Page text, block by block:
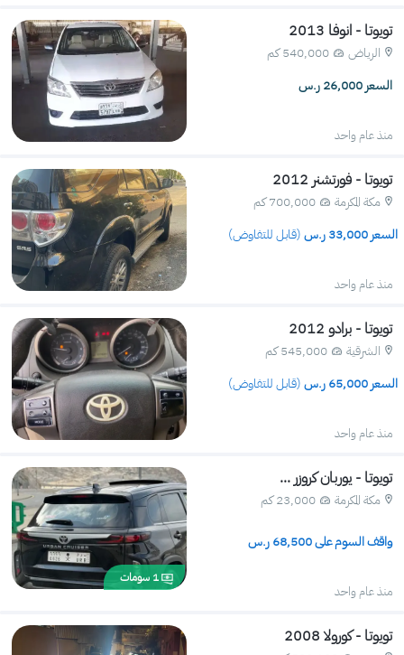
تويوتا - انوفا 2013
الرياض
540,000 كم
السعر 26,000 ر.س
منذ عام واحد
تويوتا - فورتشنر 2012
مكة المكرمة
700,000 كم
33,000 ر.س (قابل للتفاوض)
منذ عام واحد
تويوتا - برادو 2012
الشرقية
545,000 كم
65,000 ر.س (قابل للتفاوض)
منذ عام واحد
تويوتا - يوربان كروزر ...
مكة المكرمة 23,000 كم
واقف السوم على 68,500 ر.س
منذ عام واحد
1 سومات
تويوتا - كورولا 2008